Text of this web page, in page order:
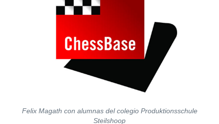
Felix Magath con alumnas del colegio Produktionsschule
Steilshoop